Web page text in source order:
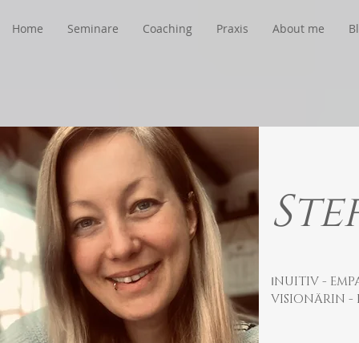
Home Seminare Coaching Praxis About me
INUITIV -
VISIONÄRIN -